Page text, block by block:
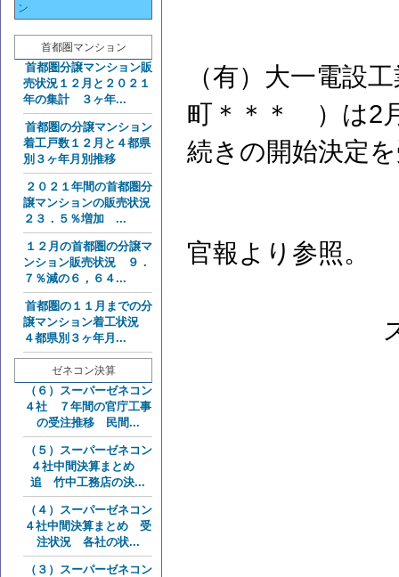
ン
首都圏マンション
首都圏分譲マンション販
売状況１２月と２０２１
年の集計 ３ヶ年...
首都圏の分譲マンション
着工戸数１２月と４都県
別３ヶ年月別推移
２０２１年間の首都圏分
譲マンションの販売状況
２３．５％増加 ...
１２月の首都圏の分譲マ
ンション販売状況 ９．
７％減の６，６４...
首都圏の１１月までの分
譲マンション着工状況
４都県別３ヶ年月...
ゼネコン決算
（６）スーパーゼネコン
４社 ７年間の官庁工事
の受注推移 民間...
（５）スーパーゼネコン
４社中間決算まとめ
追 竹中工務店の決...
（４）スーパーゼネコン
４社中間決算まとめ 受
注状況 各社の状...
（３）スーパーゼネコン
（有）大一電設
町＊＊＊ ）は2
続きの開始決定
官報より参照。